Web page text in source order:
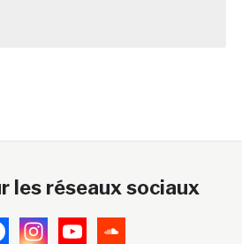
les réseaux sociaux